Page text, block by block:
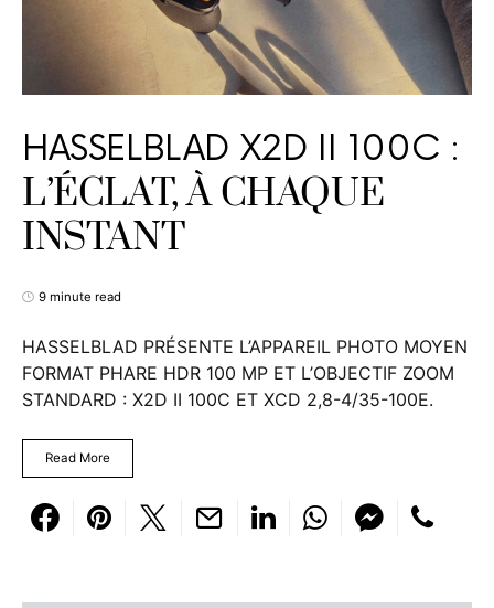
HASSELBLAD X2D II 100C :
L’ÉCLAT, À CHAQUE
INSTANT
9 minute read
HASSELBLAD PRÉSENTE L’APPAREIL PHOTO MOYEN
FORMAT PHARE HDR 100 MP ET L’OBJECTIF ZOOM
STANDARD : X2D II 100C ET XCD 2,8-4/35-100E.
Read More